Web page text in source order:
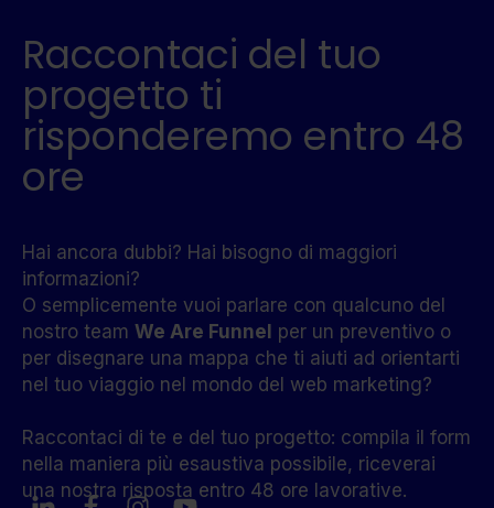
Raccontaci del tuo
progetto ti
risponderemo entro 48
ore
Hai ancora dubbi? Hai bisogno di maggiori
informazioni?
O semplicemente vuoi parlare con qualcuno del
nostro team We Are Funnel per un preventivo o
per disegnare una mappa che ti aiuti ad orientarti
nel tuo viaggio nel mondo del web marketing?
Raccontaci di te e del tuo progetto: compila il form
nella maniera più esaustiva possibile, riceverai
una nostra risposta entro 48 ore lavorative.